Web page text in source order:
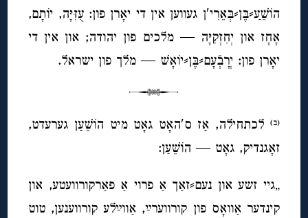
הוֹשֵׁׁעַ⸗בֶּן⸗בְּאֵרִי′ן געווען אין די יאָרן פון: עֻזִּיָּה, יוֹתָם,
אָחָז און יְחִזְקִיָּה — מלכים פון יהודה; און אין די
יאָרן פון: יְרָבְֿעָם⸗בֶּּן⸗יוֹאָשׁׁ — מלך פון ישראל.
(ב) לכתחילה, אַז ס′האָט גאָט מיט הוֹשֵׁׁעַן גערעדט,
זאָגנדיק, גאָט — הוֹשֵׁׁעַן:
„גיי זשע און נעם⸗זאַך אַ פרוי אַ פאַרקורוועטע, און
קינדער אַוואָס פון קורווערײַ, אַווײַלע קורווענען, טוט